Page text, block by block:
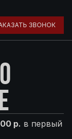
ЗВОНОК
р. в первый